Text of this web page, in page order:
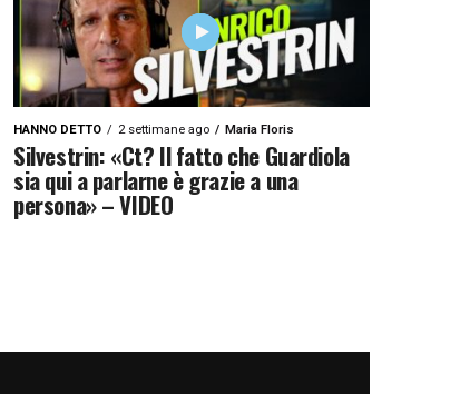
HANNO DETTO 2 settimane ago Maria Floris
Silvestrin: «Ct? Il fatto che Guardiola
sia qui a parlarne è grazie a una
persona» – VIDEO